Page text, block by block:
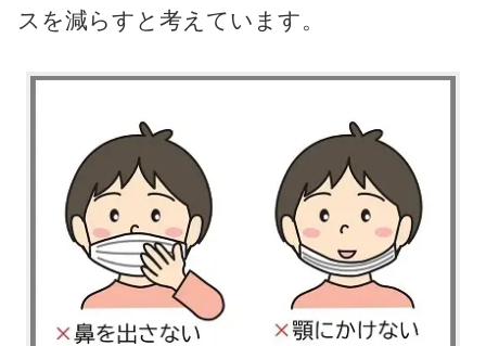
スを減らすと考えています。